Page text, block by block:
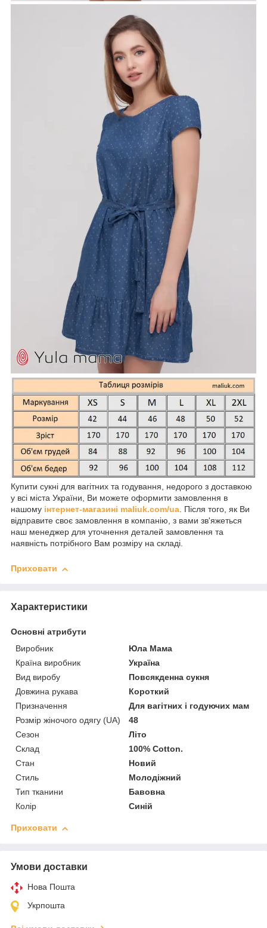
Купити сукні для вагітних та годування, недорого з доставкою
у всі міста України, Ви можете оформити замовлення в
нашому інтернет-магазині maliuk.com/ua. Після того, як Ви
відправите своє замовлення в компанію, з вами зв'яжеться
наш менеджер для уточнення деталей замовлення та
наявність потрібного Вам розміру на складі.
Приховати
Характеристики
Основні атрибути
Виробник
Юла Мама
Країна виробник
Україна
Вид виробу
Повсякденна сукня
Довжина рукава
Короткий
Призначення
Для вагітних і годуючих мам
Розмір жіночого одягу (UA)
48
Сезон
Літо
Склад
100% Cotton.
Стан
Новий
Стиль
Молодіжний
Тип тканини
Бавовна
Колір
Синій
Приховати
Умови доставки
Нова Пошта
Укрпошта